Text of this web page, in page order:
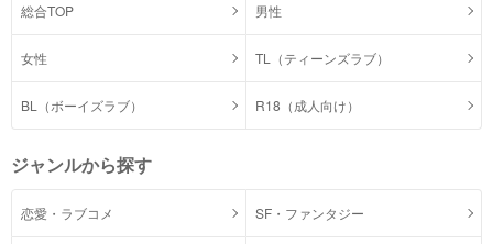
総合TOP 男性
女性 TL（ティーンズラブ）
BL（ボーイズラブ） R18（成人向け）
ジャンルから探す
恋愛・ラブコメ SF・ファンタジー